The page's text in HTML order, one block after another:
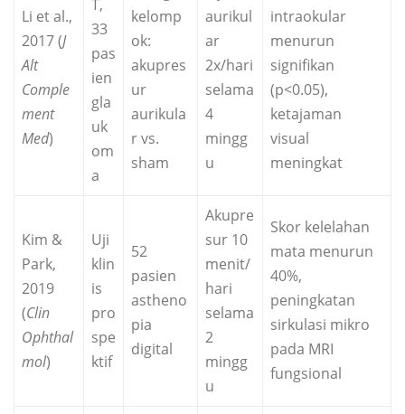
Li et al.,
2017 (J
Alt
Comple
ment
Med)
T,
33
pas
ien
gla
uk
om
a
kelomp
ok:
akupres
ur
aurikula
r vs.
sham
aurikul
ar
2x/hari
selama
4
mingg
u
intraokular
menurun
signifikan
(p<0.05),
ketajaman
visual
meningkat
Kim &
Park,
2019
(Clin
Ophthal
mol)
Uji
klin
is
pro
spe
ktif
52
pasien
astheno
pia
digital
Akupre
sur 10
menit/
hari
selama
2
mingg
u
Skor kelelahan
mata menurun
40%,
peningkatan
sirkulasi mikro
pada MRI
fungsional